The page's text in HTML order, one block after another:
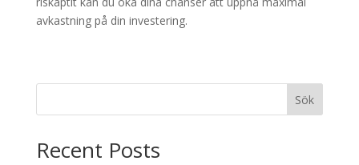
avkastning på din investering.
Sök
Recent Posts